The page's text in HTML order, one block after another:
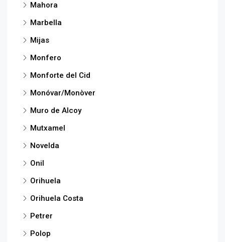
Mahora
Marbella
Mijas
Monfero
Monforte del Cid
Monóvar/Monòver
Muro de Alcoy
Mutxamel
Novelda
Onil
Orihuela
Orihuela Costa
Petrer
Polop